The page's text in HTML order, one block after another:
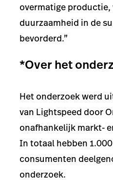
overmatige
duurzaamheid in de
bevorderd.”
*Over het
Het onderzoek werd
van Lightspeed door
onafhankelijk markt-
In totaal hebben
consumenten
onderzoek.